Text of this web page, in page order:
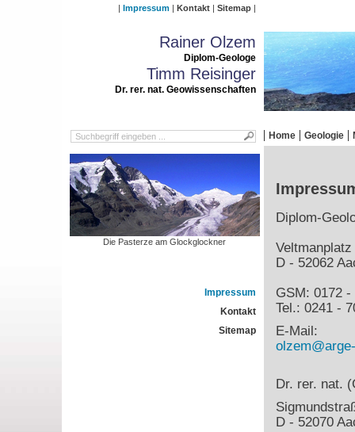
Impressum Kontakt Sitemap
Rainer Olzem
Diplom-Geologe
Timm Reisinger
Dr. rer. nat. Geowissenschaften
Home Geologie
Die Pasterze am Glockglockner
Impressum
Kontakt
Sitemap
Diplom-
Veltmanplatz
D - 52062
GSM: 0172 -
Tel.: 0241 -
E-Mail:
Dr. rer. nat.
D - 52070